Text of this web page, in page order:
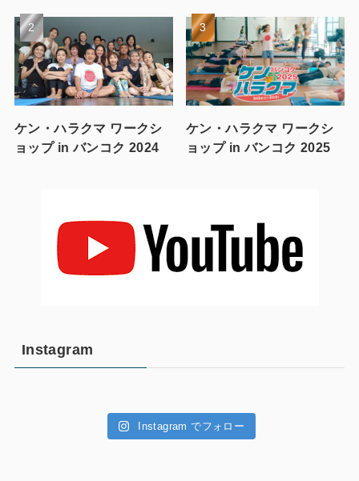
ケン・ハラクマ ワークシ
ョップ in バンコク 2024
ケン・ハラクマ ワークシ
ョップ in バンコク 2025
Instagram
Instagram でフォロー